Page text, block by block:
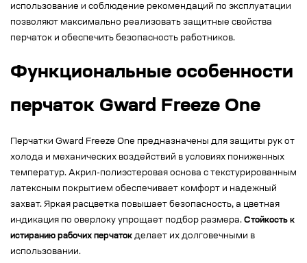
использование и соблюдение рекомендаций по эксплуатации
позволяют максимально реализовать защитные свойства
перчаток и обеспечить безопасность работников.
Функциональные особенности
перчаток Gward Freeze One
Перчатки Gward Freeze One предназначены для защиты рук от
холода и механических воздействий в условиях пониженных
температур. Акрил-полиэстеровая основа с текстурированным
латексным покрытием обеспечивает комфорт и надежный
захват. Яркая расцветка повышает безопасность, а цветная
индикация по оверлоку упрощает подбор размера. Стойкость к
истиранию рабочих перчаток делает их долговечными в
использовании.